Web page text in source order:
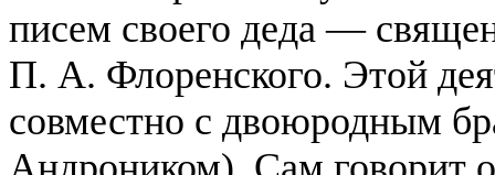
писем своего деда —
П. А. Флоренского. Этой
совместно с двоюродным